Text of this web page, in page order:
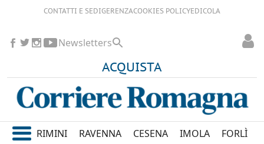
CONTATTI E SEDIGERENZACOOKIES POLICYEDICOLA
ACQUISTA
Newsletters
RIMINI RAVENNA CESENA IMOLA FORLÌ